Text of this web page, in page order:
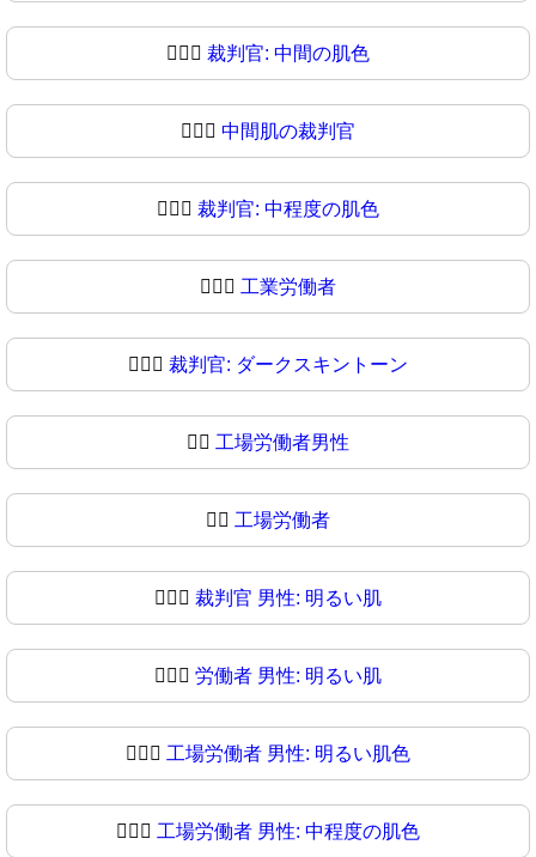
🧑🏽‍⚖ 裁判官: 中間の肌色
🧑🏾‍⚖️ 中間肌の裁判官
🧑🏾‍⚖ 裁判官: 中程度の肌色
🧑🏿‍⚖️ 工業労働者
🧑🏿‍⚖ 裁判官: ダークスキントーン
👨‍⚖️ 工場労働者男性
👨‍⚖ 工場労働者
👨🏻‍⚖️ 裁判官 男性: 明るい肌
👨🏻‍⚖ 労働者 男性: 明るい肌
👨🏼‍⚖️ 工場労働者 男性: 明るい肌色
👨🏼‍⚖ 工場労働者 男性: 中程度の肌色